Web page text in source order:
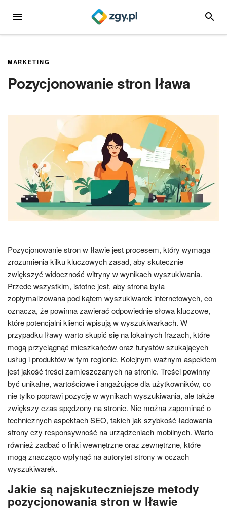
MENU
MARKETING
Pozycjonowanie stron Iława
Pozycjonowanie stron w Iławie jest procesem, który wymaga
zrozumienia kilku kluczowych zasad, aby skutecznie
zwiększyć widoczność witryny w wynikach wyszukiwania.
Przede wszystkim, istotne jest, aby strona była
zoptymalizowana pod kątem wyszukiwarek internetowych, co
oznacza, że powinna zawierać odpowiednie słowa kluczowe,
które potencjalni klienci wpisują w wyszukiwarkach. W
przypadku Iławy warto skupić się na lokalnych frazach, które
mogą przyciągnąć mieszkańców oraz turystów szukających
usług i produktów w tym regionie. Kolejnym ważnym aspektem
jest jakość treści zamieszczanych na stronie. Treści powinny
być unikalne, wartościowe i angażujące dla użytkowników, co
nie tylko poprawi pozycję w wynikach wyszukiwania, ale także
zwiększy czas spędzony na stronie. Nie można zapominać o
technicznych aspektach SEO, takich jak szybkość ładowania
strony czy responsywność na urządzeniach mobilnych. Warto
również zadbać o linki wewnętrzne oraz zewnętrzne, które
mogą znacząco wpłynąć na autorytet strony w oczach
wyszukiwarek.
Jakie są najskuteczniejsze metody
pozycjonowania stron w Iławie